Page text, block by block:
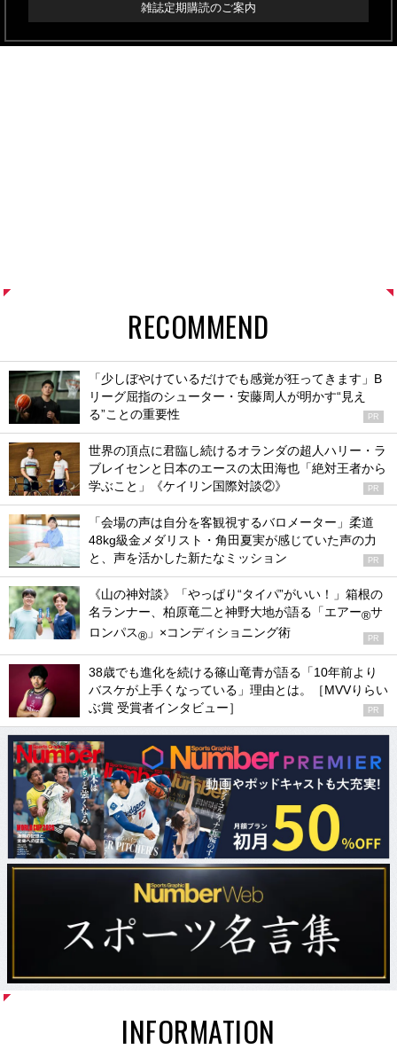
雑誌定期購読のご案内
RECOMMEND
「少しぼやけているだけでも感覚が狂ってきます」B
リーグ屈指のシューター・安藤周人が明かす“見え
る”ことの重要性
PR
世界の頂点に君臨し続けるオランダの超人ハリー・ラ
ブレイセンと日本のエースの太田海也「絶対王者から
学ぶこと」《ケイリン国際対談②》
PR
「会場の声は自分を客観視するバロメーター」柔道
48kg級金メダリスト・角田夏実が感じていた声の力
と、声を活かした新たなミッション
PR
《山の神対談》「やっぱり“タイパ”がいい！」箱根の
名ランナー、柏原竜二と神野大地が語る「エアー®サ
ロンパス® 」×コンディショニング術 PR
38歳でも進化を続ける篠山竜青が語る「10年前より
バスケが上手くなっている」理由とは。［MVVりらい
ぶ賞 受賞者インタビュー］
PR
INFORMATION